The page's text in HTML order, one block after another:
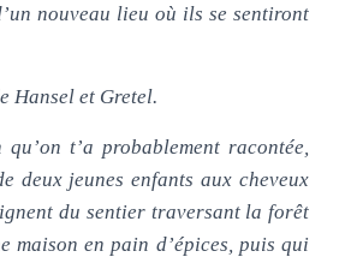
nouveau lieu où ils se sentiront
Hansel et Gretel.
t’a probablement racontée,
deux jeunes enfants aux cheveux
du sentier traversant la forêt
maison en pain d’épices, puis qui